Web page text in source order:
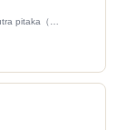
pitaka（…